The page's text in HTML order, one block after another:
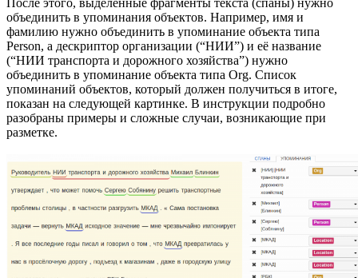
После этого, выделенные фрагменты текста (спаны) нужно
объединить в упоминания объектов. Например, имя и
фамилию нужно объединить в упоминание объекта типа
Person, а дескриптор организации (“НИИ”) и её название
(“НИИ транспорта и дорожного хозяйства”) нужно
объединить в упоминание объекта типа Org. Список
упоминаний объектов, который должен получиться в итоге,
показан на следующей картинке. В инструкции подробно
разобраны примеры и сложные случаи, возникающие при
разметке.